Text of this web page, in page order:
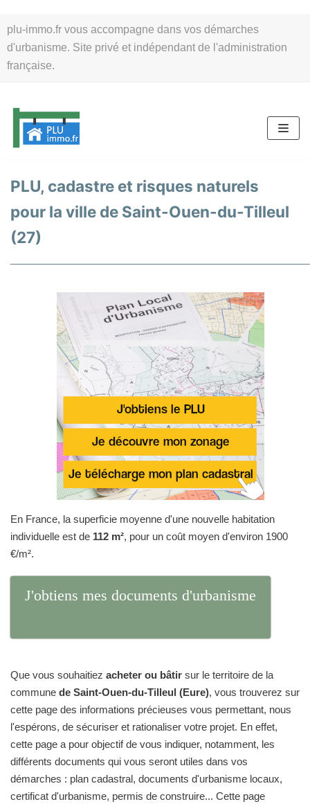
plu-immo.fr vous accompagne dans vos démarches
d'urbanisme. Site privé et indépendant de l'administration
française.
au
contenu
PLU, cadastre et risques naturels
pour la ville de Saint-Ouen-du-Tilleul
(27)
En France, la superficie moyenne d'une nouvelle habitation
individuelle est de 112 m², pour un coût moyen d'environ 1900
€/m².
J'obtiens mes documents d'urbanisme
Que vous souhaitiez acheter ou bâtir sur le territoire de la
commune de Saint-Ouen-du-Tilleul (Eure), vous trouverez sur
cette page des informations précieuses vous permettant, nous
l'espérons, de sécuriser et rationaliser votre projet. En effet,
cette page a pour objectif de vous indiquer, notamment, les
différents documents qui vous seront utiles dans vos
démarches : plan cadastral, documents d'urbanisme locaux,
certificat d'urbanisme, permis de construire... Cette page